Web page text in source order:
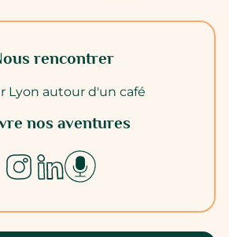
rencontrer
Lyon autour d'un café
nos aventures